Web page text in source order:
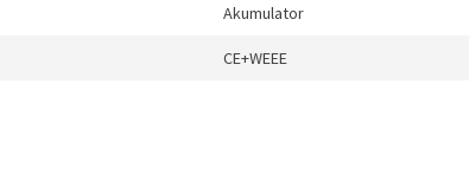
Akumulator
CE+WEEE